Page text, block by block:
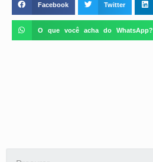
Facebook Twitter
O que você acha do WhatsApp?